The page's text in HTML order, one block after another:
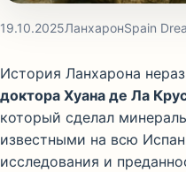
19.10.2025ЛанхаронSpain
История Ланхарона
доктора Хуана де Ла
который сделал
известными на всю
исследования и